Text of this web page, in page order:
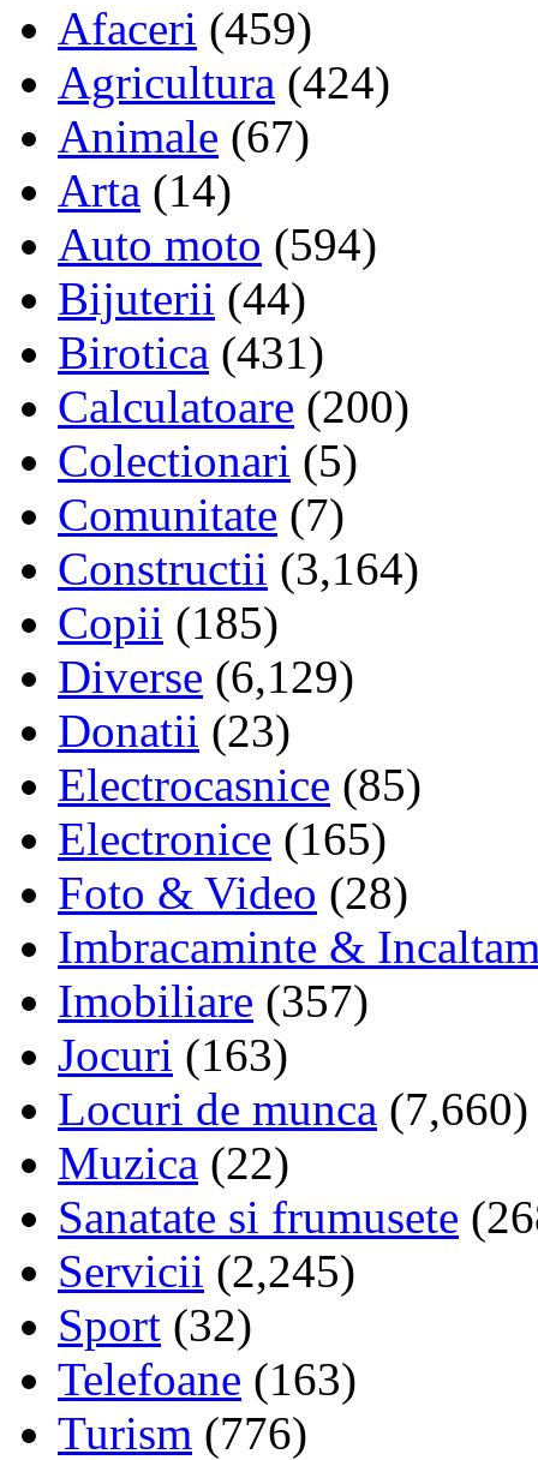
Afaceri (459)
Agricultura (424)
Animale (67)
Arta (14)
Auto moto (594)
Bijuterii (44)
Birotica (431)
Calculatoare (200)
Colectionari (5)
Comunitate (7)
Constructii (3,164)
Copii (185)
Diverse (6,129)
Donatii (23)
Electrocasnice (85)
Electronice (165)
Foto & Video (28)
Imbracaminte &
Imobiliare (357)
Jocuri (163)
Locuri de munca (7,660)
Muzica (22)
Sanatate si frumusete
Servicii (2,245)
Sport (32)
Telefoane (163)
Turism (776)